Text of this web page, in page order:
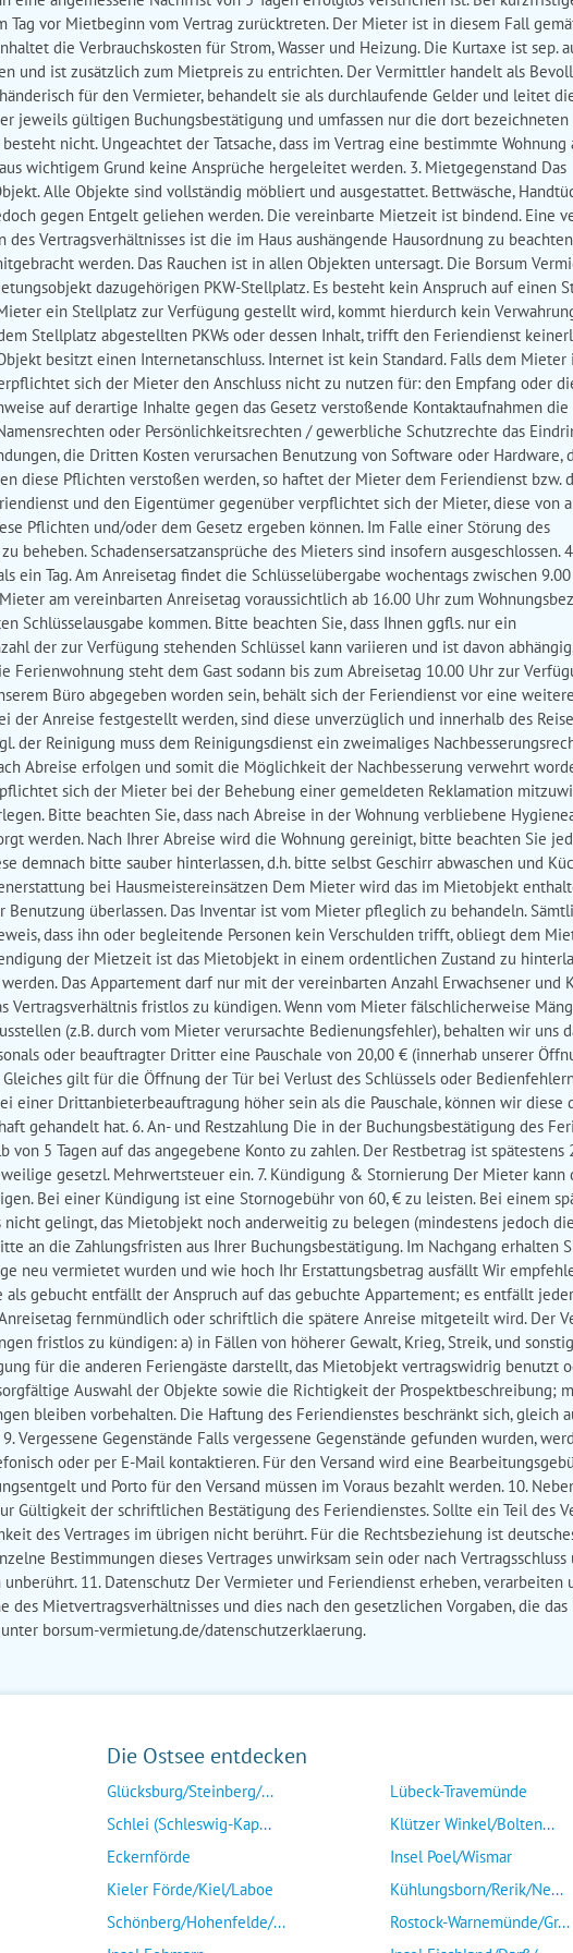
Die Ostsee entdecken
Glücksburg/Steinberg/...
Schlei (Schleswig-Kap...
Eckernförde
Kieler Förde/Kiel/Laboe
Schönberg/Hohenfelde/...
Lübeck-Travemünde
Klützer Winkel/Bolten...
Insel Poel/Wismar
Kühlungsborn/Rerik/Ne...
Rostock-Warnemünde/Gr...